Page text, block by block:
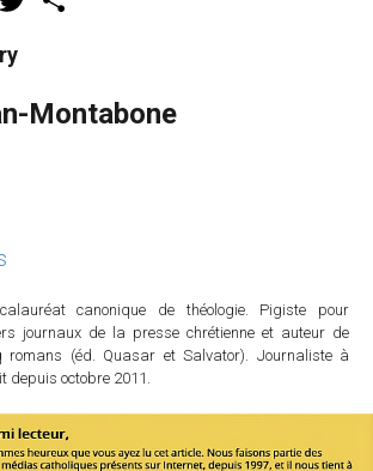
w
r
Montabone
canonique de théologie. Pigiste pour
journaux de la presse chrétienne et auteur de
romans (éd. Quasar et Salvator). Journaliste à
depuis octobre 2011.